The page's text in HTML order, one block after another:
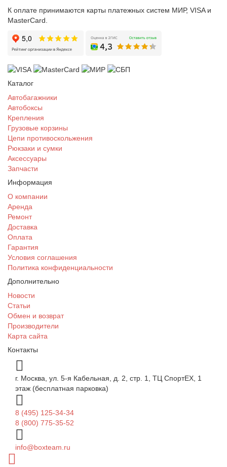
К оплате принимаются карты платежных систем МИР, VISA и
MasterCard.
Каталог
Автобагажники
Автобоксы
Крепления
Грузовые корзины
Цепи противоскольжения
Рюкзаки и сумки
Аксессуары
Запчасти
Информация
О компании
Аренда
Ремонт
Доставка
Оплата
Гарантия
Условия соглашения
Политика конфиденциальности
Дополнительно
Новости
Статьи
Обмен и возврат
Производители
Карта сайта
Контакты
г. Москва, ул. 5-я Кабельная, д. 2, стр. 1, ТЦ СпортEX, 1
этаж (бесплатная парковка)
8 (495) 125-34-34
8 (800) 775-35-52
info@boxteam.ru